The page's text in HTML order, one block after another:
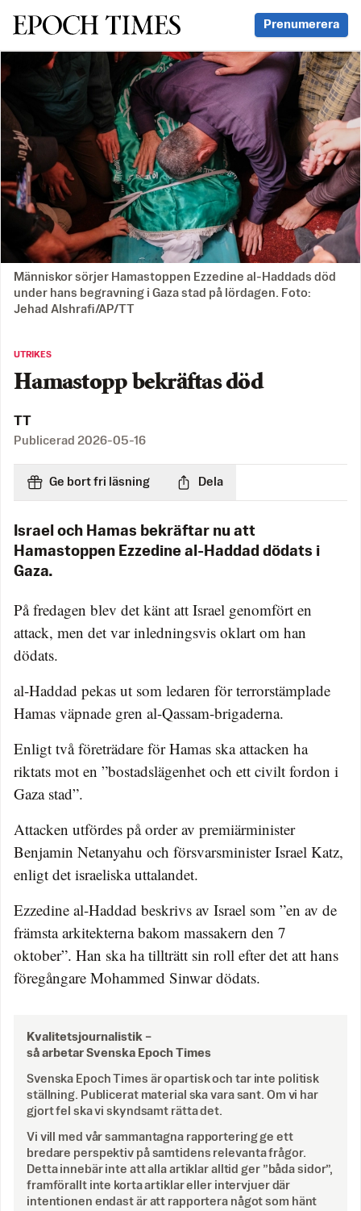
Svenska Epoch Times Prenumerera
Människor sörjer Hamastoppen Ezzedine al-Haddads död
under hans begravning i Gaza stad på lördagen. Foto:
Jehad Alshrafi/AP/TT
UTRIKES
Hamastopp bekräftas död
TT
Publicerad 2026-05-16
Ge bort fri läsning Dela
Israel och Hamas bekräftar nu att
Hamastoppen Ezzedine al-Haddad dödats i
Gaza.
På fredagen blev det känt att Israel genomfört en
attack, men det var inledningsvis oklart om han
dödats.
al-Haddad pekas ut som ledaren för terrorstämplade
Hamas väpnade gren al-Qassam-brigaderna.
Enligt två företrädare för Hamas ska attacken ha
riktats mot en ”bostadslägenhet och ett civilt fordon i
Gaza stad”.
Attacken utfördes på order av premiärminister
Benjamin Netanyahu och försvarsminister Israel Katz,
enligt det israeliska uttalandet.
Ezzedine al-Haddad beskrivs av Israel som ”en av de
främsta arkitekterna bakom massakern den 7
oktober”. Han ska ha tillträtt sin roll efter det att hans
föregångare Mohammed Sinwar dödats.
Kvalitetsjournalistik –
så arbetar Svenska Epoch Times
Svenska Epoch Times är opartisk och tar inte politisk
ställning. Publicerat material ska vara sant. Om vi har
gjort fel ska vi skyndsamt rätta det.
Vi vill med vår sammantagna rapportering ge ett
bredare perspektiv på samtidens relevanta frågor.
Detta innebär inte att alla artiklar alltid ger ”båda sidor”,
framförallt inte korta artiklar eller intervjuer där
intentionen endast är att rapportera något som hänt